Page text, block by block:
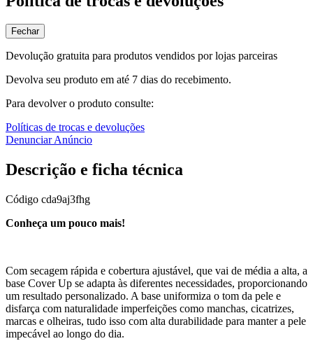
Fechar
Devolução gratuita para produtos vendidos por lojas parceiras
Devolva seu produto em até 7 dias do recebimento.
Para devolver o produto consulte:
Políticas de trocas e devoluções
Denunciar Anúncio
Descrição e ficha técnica
Código cda9aj3fhg
Conheça um pouco mais!
Com secagem rápida e cobertura ajustável, que vai de média a alta, a
base Cover Up se adapta às diferentes necessidades, proporcionando
um resultado personalizado. A base uniformiza o tom da pele e
disfarça com naturalidade imperfeições como manchas, cicatrizes,
marcas e olheiras, tudo isso com alta durabilidade para manter a pele
impecável ao longo do dia.